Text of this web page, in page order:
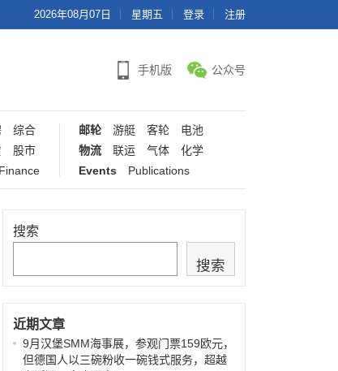
2026年08月07日 星期五 登录 注册
手机版 公众号
综合
股市
Finance
邮轮 游艇 客轮
电池
物流
联运 气体
化学
Events
Publications
搜索
搜索
近期文章
9月汉堡SMM海事展，参观门票159欧元，
但德国人以三碗粉收一碗钱式服务，超越